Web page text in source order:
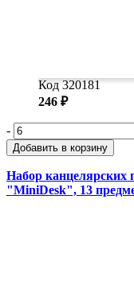
Код 320181
246 ₽
-
Добавить в корзину
Набор
"MiniDesk", 13